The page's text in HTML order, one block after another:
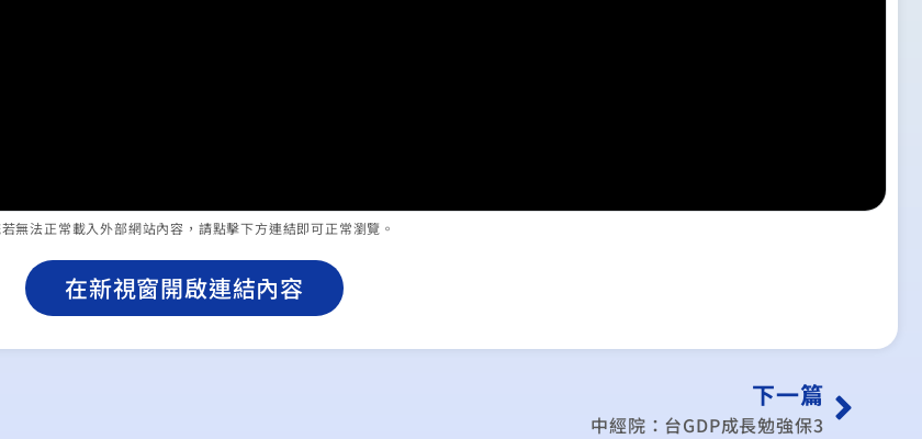
無法正常載入外部網站內容，請點擊下方連結即可正常瀏覽。
在新視窗開啟連結內容
下一篇
中經院：台GDP成長勉強保3